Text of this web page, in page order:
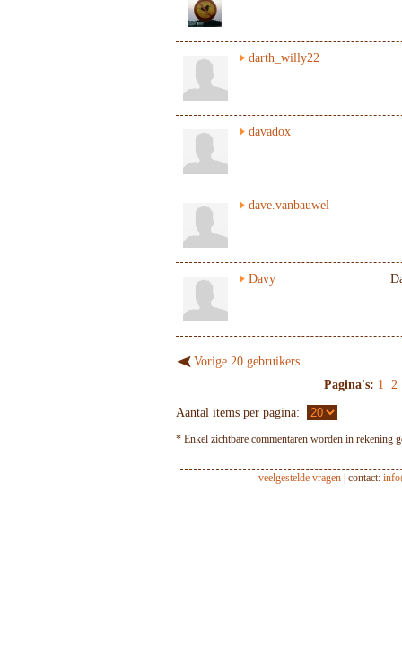
darth_willy22
davadox
dave.vanbauwel
Davy
Vorige 20 gebruikers
Pagina's: 1 2
Aantal items per pagina:
* Enkel zichtbare commentaren worden in rekening
veelgestelde vragen | contact: